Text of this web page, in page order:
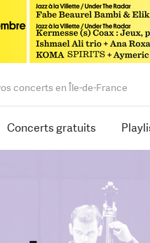
concerts en Île-de-France
Concerts gratuits